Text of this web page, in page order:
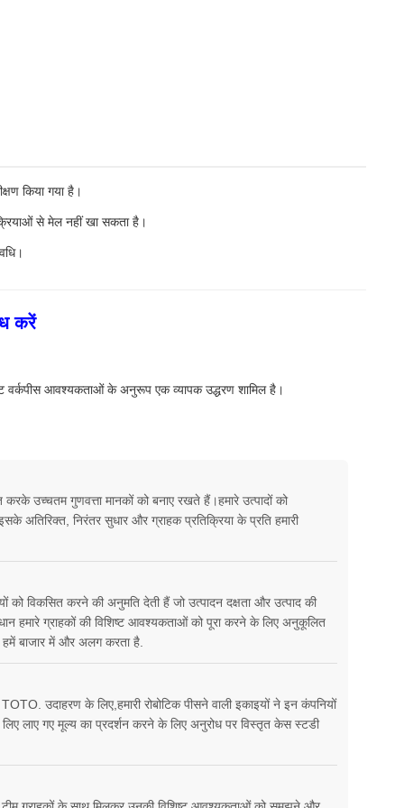
किया गया है।
से मेल नहीं खा सकता है।
करें
वर्कपीस आवश्यकताओं के अनुरूप एक व्यापक उद्धरण शामिल है।
करके उच्चतम गुणवत्ता मानकों को बनाए रखते हैं।हमारे उत्पादों को
अतिरिक्त, निरंतर सुधार और ग्राहक प्रतिक्रिया के प्रति हमारी
को विकसित करने की अनुमति देती हैं जो उत्पादन दक्षता और उत्पाद की
हमारे ग्राहकों की विशिष्ट आवश्यकताओं को पूरा करने के लिए अनुकूलित
हमें बाजार में और अलग करता है.
उदाहरण के लिए,हमारी रोबोटिक पीसने वाली इकाइयों ने इन कंपनियों
लाए गए मूल्य का प्रदर्शन करने के लिए अनुरोध पर विस्तृत केस स्टडी